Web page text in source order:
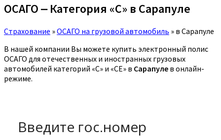
ОСАГО ‒ Категория «C» в Сарапуле
Страхование »ОСАГО на грузовой автомобиль » в Сарапуле
В нашей компании Вы можете купить электронный полис
ОСАГО для отечественных и иностранных грузовых
автомобилей категорий «C» и «CE» в Сарапуле в онлайн-
режиме.